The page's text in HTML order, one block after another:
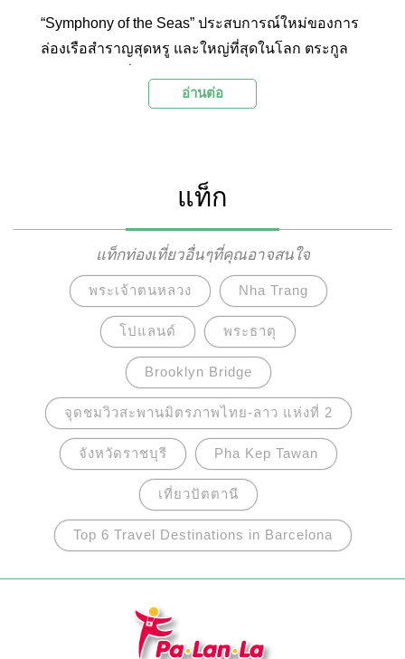
“Symphony of the Seas” ประสบการณ์ใหม่ของการ
ล่องเรือสำราญสุดหรู และใหญ่ที่สุดในโลก ตระกูล
เมดิเตอร์เรเนียน พร้อม Complex ที่รวบรวมความ
หนูๆ ที่จะทำให้ทุกคนไม่มีวันลืมเลือน
อ่านต่อ
แท็ก
แท็กท่องเที่ยวอื่นๆที่คุณอาจสนใจ
พระเจ้าตนหลวง Nha Trang
โปแลนด์ พระธาตุ
Brooklyn Bridge
จุดชมวิวสะพานมิตรภาพไทย-ลาว แห่งที่ 2
จังหวัดราชบุรี Pha Kep Tawan
เที่ยวปัตตานี
Top 6 Travel Destinations in Barcelona